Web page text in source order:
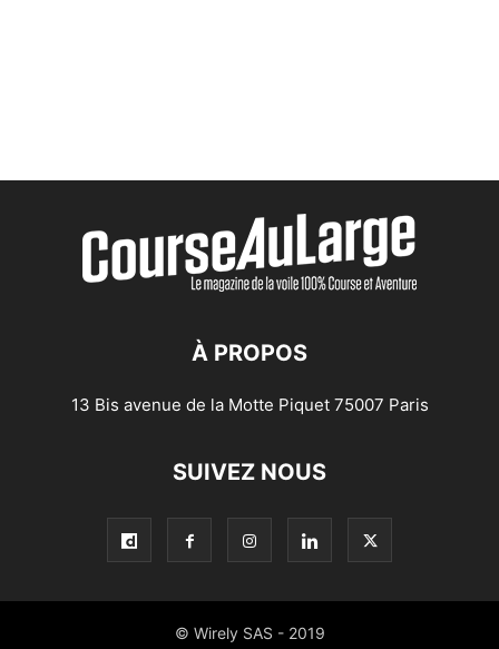
À PROPOS
13 Bis avenue de la Motte Piquet 75007 Paris
SUIVEZ NOUS
© Wirely SAS - 2019